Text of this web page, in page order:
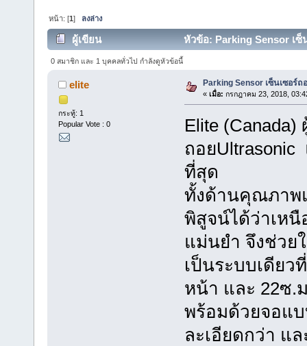
หน้า: [1] ลงล่าง
ผู้เขียน หัวข้อ: Parking Sensor เซ็
0 สมาชิก และ 1 บุคคลทั่วไป กำลังดูหัวข้อนี้
elite
กระทู้: 1
Popular Vote : 0
Parking Sensor เซ็นเซอร์
« เมื่อ: กรกฎาคม 23, 2018,
Elite
ถอย
ที่สุด
ทั้งด้านคุณภาพ
พิสูจน์ได้ว่าเหนื
แม่นยำ จึงช่วย
เป็นระบบเดีย
หน้า และ 22ซ.
พร้อมด้วยจอแ
ละเอียดกว่า แ